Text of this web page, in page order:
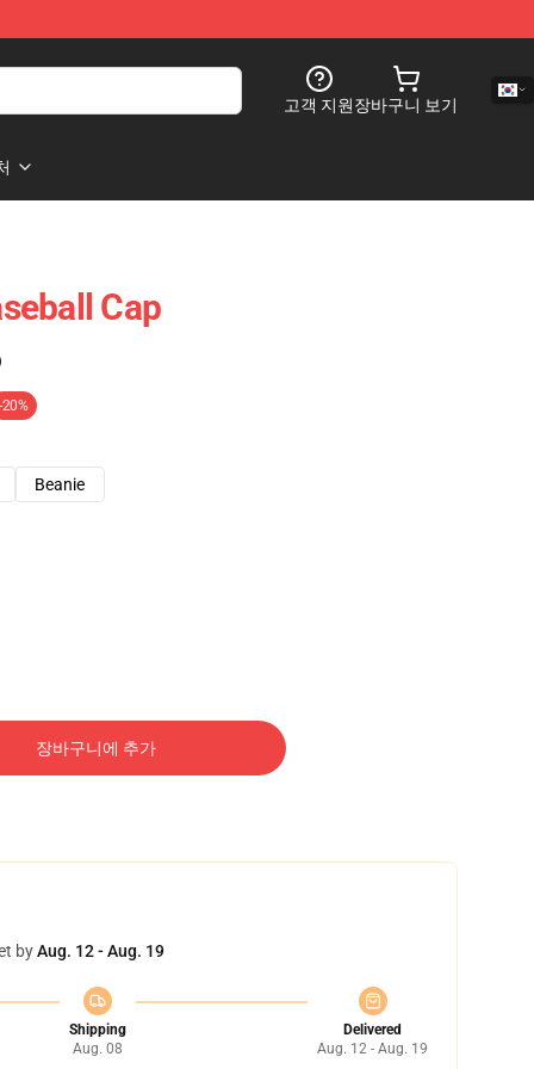
고객 지원장바구니 보기
Cap
-20%
Beanie
장바구니에 추가
byAug. 12 - Aug. 19
Shipping
Aug. 08
Delivered
Aug. 12 - Aug. 19